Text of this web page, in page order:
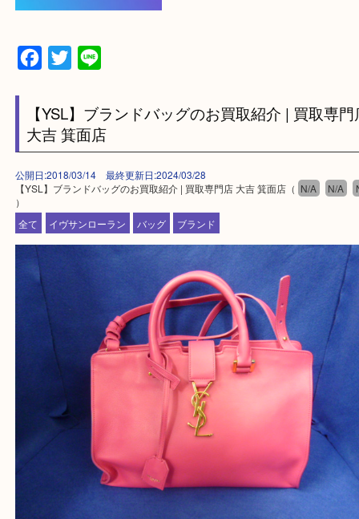
大吉 箕面店に来てよかった！と思っていただける
一点を丁寧に査定いたします！
最後に当店のInstagramです！
よかったらご登録お願いします！！
登録方法
設定の中にあるネームタグからネームタグをスキャ
ていただき
当店の下記画面をスキャンしてください！